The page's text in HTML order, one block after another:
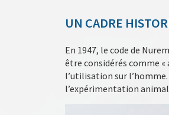
UN CADRE
En 1947, le code de
être considérés comme «
l’utilisation sur
l’expérimentation